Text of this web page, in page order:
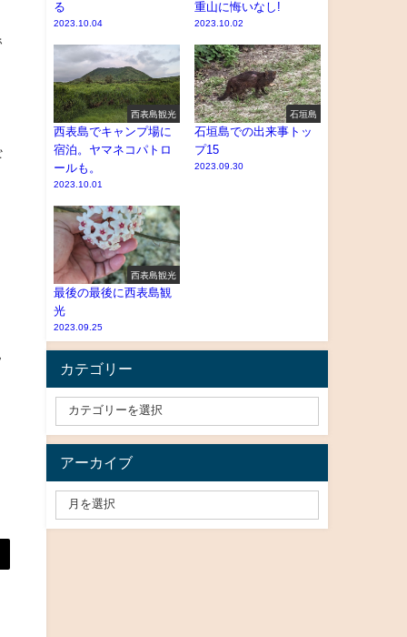
る
2023.10.04
重山に悔いなし!
2023.10.02
西表島観光
西表島でキャンプ場に
宿泊。ヤマネコパトロ
ールも。
2023.10.01
石垣島
石垣島での出来事トッ
プ15
2023.09.30
西表島観光
最後の最後に西表島観
光
2023.09.25
カテゴリー
アーカイブ